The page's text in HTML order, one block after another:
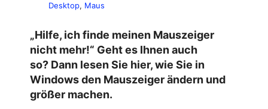
Desktop, Maus
„Hilfe, ich finde meinen Mauszeiger
nicht mehr!“ Geht es Ihnen auch
so? Dann lesen Sie hier, wie Sie in
Windows den Mauszeiger ändern und
größer machen.